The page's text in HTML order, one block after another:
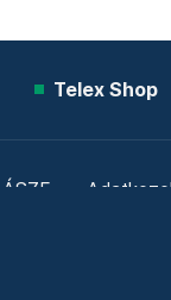
Telex Shop
ÁSZF